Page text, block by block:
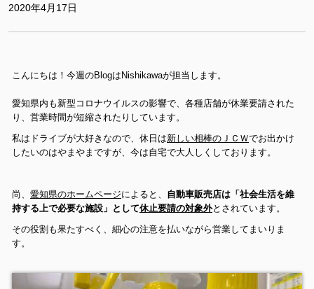
2020年4月17日
こんにちは！今週のBlogはNishikawaが担当します。
愛知県内も新型コロナウイルスの影響で、各種店舗が休業要請された
り、営業時間が短縮されたりしています。
私はドライブが大好きなので、休日は新しい相棒のＪＣＷでお出かけ
したいのはやまやまですが、今は自宅で大人しくしております。
尚、 愛知県のホームページによると、 自動車販売店は「社会生活を維
持する上で必要な施設」として休止要請の対象外とされています。
その役割も果たすべく、細心の注意を払いながら営業してまいりま
す。